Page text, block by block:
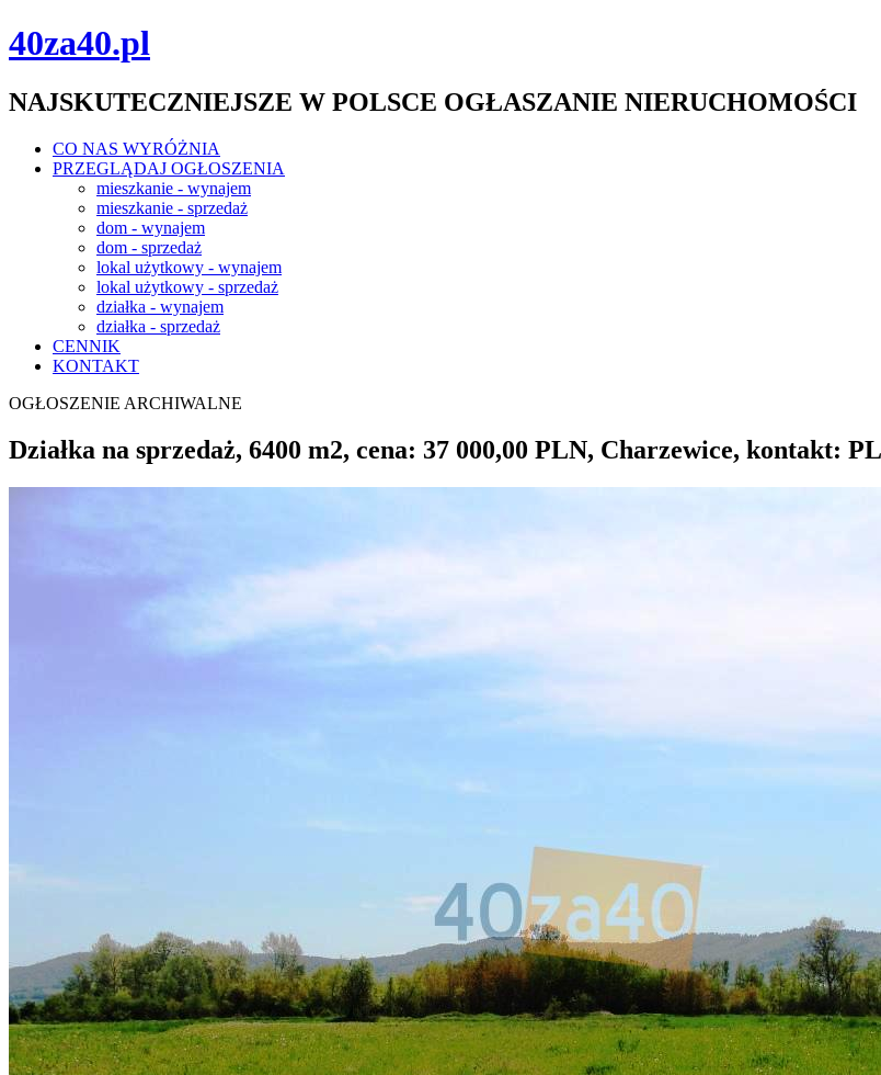
40za40.pl
NAJSKUTECZNIEJSZE W POLSCE OGŁASZANIE NIERUCHOMOŚCI
CO NAS WYRÓŻNIA
PRZEGLĄDAJ OGŁOSZENIA
mieszkanie - wynajem
mieszkanie - sprzedaż
dom - wynajem
dom - sprzedaż
lokal użytkowy - wynajem
lokal użytkowy - sprzedaż
działka - wynajem
działka - sprzedaż
CENNIK
KONTAKT
OGŁOSZENIE ARCHIWALNE
Działka na sprzedaż, 6400 m2, cena: 37 000,00 PLN, Charzewice, kontakt: